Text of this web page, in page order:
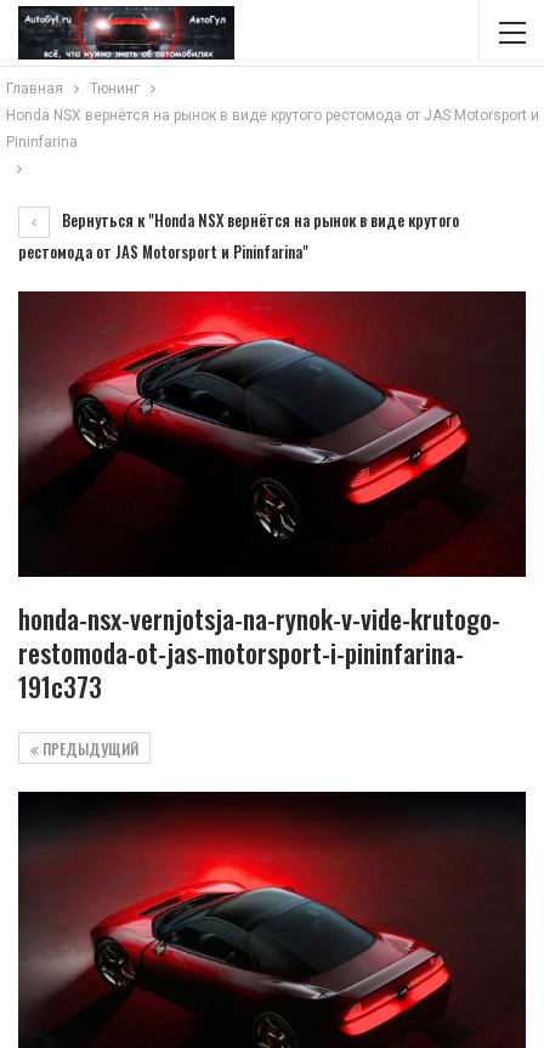
Главная
Тюнинг
Honda NSX вернётся на рынок в виде крутого рестомода от JAS Motorsport и
Pininfarina
Вернуться к "Honda NSX вернётся на рынок в виде крутого
рестомода от JAS Motorsport и Pininfarina"
honda-nsx-vernjotsja-na-rynok-v-vide-krutogo-
restomoda-ot-jas-motorsport-i-pininfarina-
191c373
ПРЕДЫДУЩИЙ